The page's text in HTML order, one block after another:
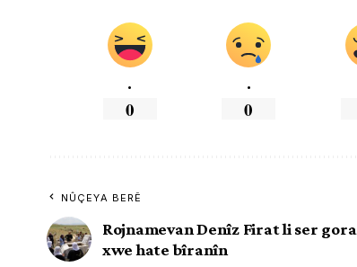
.
0
.
0
NÛÇEYA BERÊ
Rojnamevan Denîz Firat li ser gora
xwe hate bîranîn